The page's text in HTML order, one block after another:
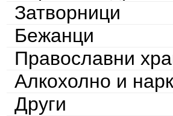
Затворници
Бежанци
Православни
Алкохолно и
Други